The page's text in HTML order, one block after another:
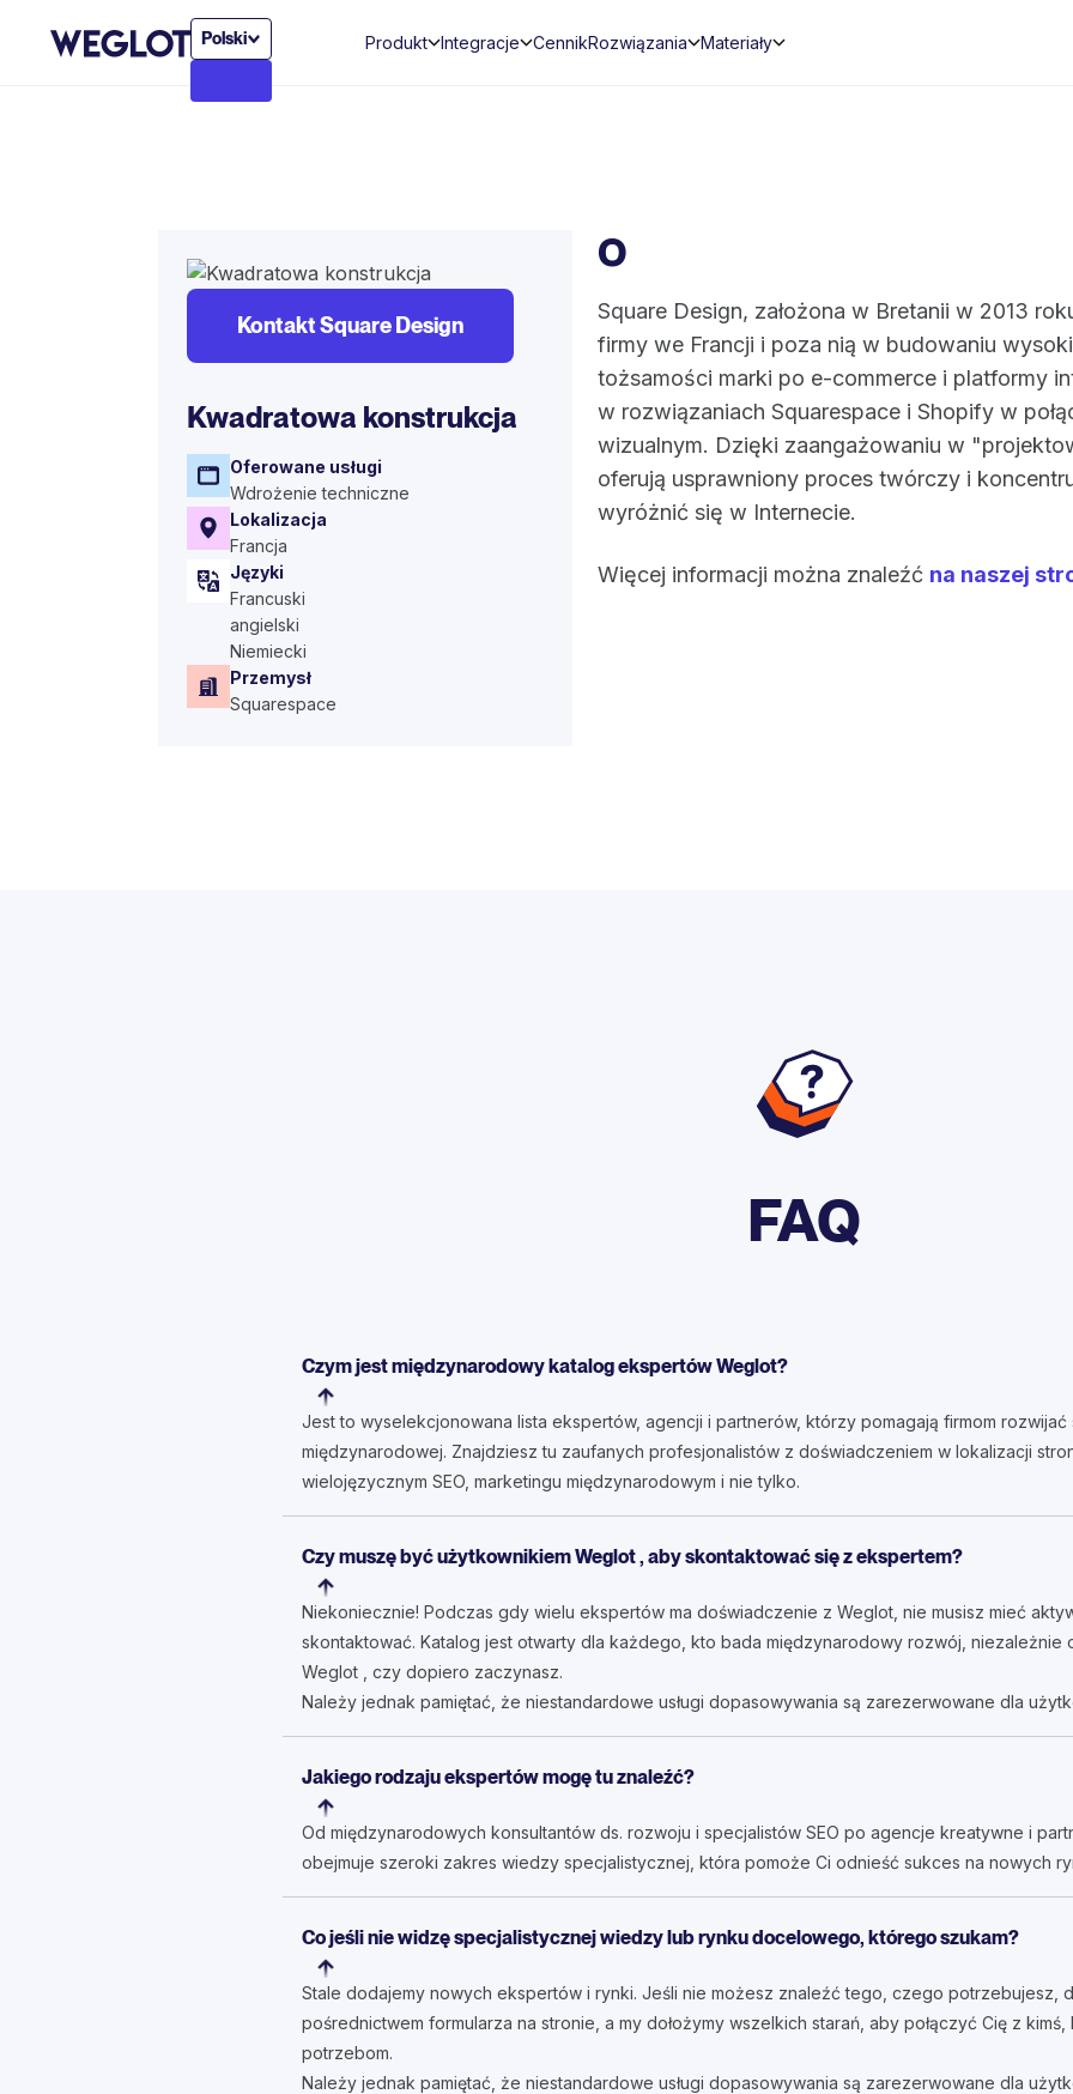
Polski Produkt Integracje CennikRozwiązania Materiały
Kontakt Square Design
Kwadratowa konstrukcja
Oferowane usługi
Wdrożenie techniczne
Lokalizacja
Francja
Języki
Francuski
angielski
Niemiecki
Przemysł
Squarespace
O
Square Design, założona w Bretanii w 2013
firmy we Francji i poza nią w budowaniu
tożsamości marki po e-commerce i platformy
w rozwiązaniach Squarespace i Shopify w
wizualnym. Dzięki zaangażowaniu w
oferują usprawniony proces twórczy i
wyróżnić się w Internecie.
Więcej informacji można znaleźć na naszej
FAQ
Czym jest międzynarodowy katalog ekspertów Weglot?
Jest to wyselekcjonowana lista ekspertów, agencji i partnerów, którzy pomagają firmom rozwijać
międzynarodowej. Znajdziesz tu zaufanych profesjonalistów z doświadczeniem w lokalizacji
wielojęzycznym SEO, marketingu międzynarodowym i nie tylko.
Czy muszę być użytkownikiem Weglot , aby skontaktować się z ekspertem?
Niekoniecznie! Podczas gdy wielu ekspertów ma doświadczenie z Weglot, nie musisz mieć
skontaktować. Katalog jest otwarty dla każdego, kto bada międzynarodowy rozwój,
Weglot , czy dopiero zaczynasz.
Należy jednak pamiętać, że niestandardowe usługi dopasowywania są zarezerwowane dla
Jakiego rodzaju ekspertów mogę tu znaleźć?
Od międzynarodowych konsultantów ds. rozwoju i specjalistów SEO po agencje kreatywne i
obejmuje szeroki zakres wiedzy specjalistycznej, która pomoże Ci odnieść sukces na nowych
Co jeśli nie widzę specjalistycznej wiedzy lub rynku docelowego, którego szukam?
Stale dodajemy nowych ekspertów i rynki. Jeśli nie możesz znaleźć tego, czego potrzebujesz,
pośrednictwem formularza na stronie, a my dołożymy wszelkich starań, aby połączyć Cię z
potrzebom.
Należy jednak pamiętać, że niestandardowe usługi dopasowywania są zarezerwowane dla